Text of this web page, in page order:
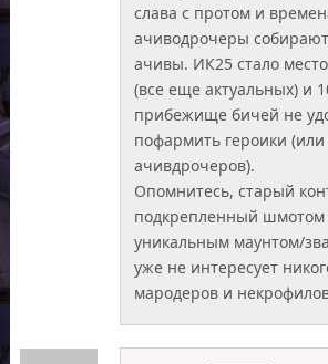
слава с протом и
ачиводрочеры
ачивы. ИК25 стало
(все еще актуальных) и
прибежище бичей не
пофармить героики
ачивдрочеров).
Опомнитесь, старый
подкрепленный шмотом
уникальным маунтом/
уже не интересует
мародеров и